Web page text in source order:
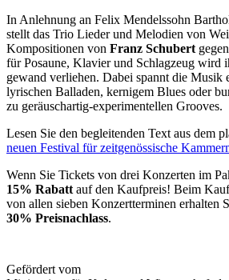
In Anlehnung an Felix Mendelssohn
stellt das Trio Lieder und Melodien von
Kompositionen von Franz Schubert
für Posaune, Klavier und Schlagzeug wird
gewand verliehen. Dabei spannt die Musik
lyrischen Balladen, kernigem Blues oder
zu geräuschartig-experimentellen Grooves.
Lesen Sie den begleitenden Text aus dem
neuen Festival für zeit­genössische
Wenn Sie Tickets von drei Konzerten im
15% Rabatt auf den Kauf­preis! Beim
von allen sieben Konzert­terminen erhalten
30% Preisnachlass.
Gefördert vom